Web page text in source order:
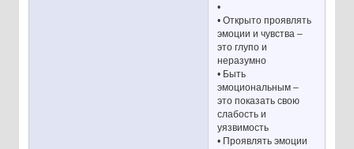
•
• Открыто проявлять
эмоции и чувства –
это глупо и
неразумно
• Быть
эмоциональным –
это показать свою
слабость и
уязвимость
• Проявлять эмоции